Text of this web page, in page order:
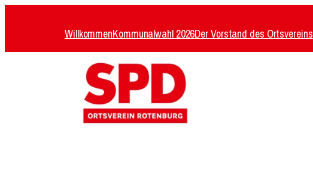
springen
WillkommenKommunalwahl 2026Der Vorstand des Ortsvereins